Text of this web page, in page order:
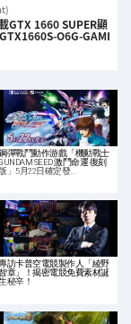
GTX 1660 SUPER顯
O6G-GAMI
彈戰鬥動作游戲「機動戰士
SEED 激鬥命運 復刻
版」5月22日確定發…
訪卡普空電競製作人「綾野
章」！揭密電競免費素材誕
秘辛！